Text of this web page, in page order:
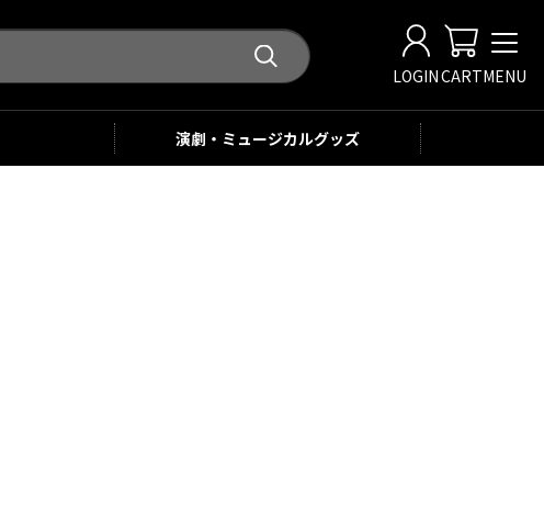
LOGINCARTMENU
演劇・ミュージカルグッズ